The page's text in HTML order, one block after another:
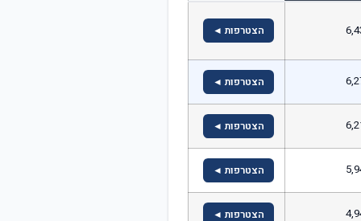
הצטרפות ◄
הצטרפות ◄
הצטרפות ◄
הצטרפות ◄
הצטרפות ◄